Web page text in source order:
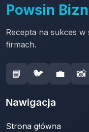
Powsin
Recepta na sukces w
firmach.
📘 🐦 💼 📸
Nawigacja
Strona główna